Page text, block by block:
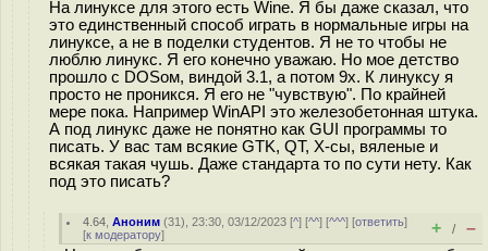
На линуксе для этого есть Wine. Я бы даже сказал, что
это единственный способ играть в нормальные игры на
линуксе, а не в поделки студентов. Я не то чтобы не
люблю линукс. Я его конечно уважаю. Но мое детство
прошло с DOSом, виндой 3.1, а потом 9х. К линуксу я
просто не проникся. Я его не "чувствую". По крайней
мере пока. Например WinAPI это железобетонная штука.
А под линукс даже не понятно как GUI программы то
писать. У вас там всякие GTK, QT, X-сы, вяленые и
всякая такая чушь. Даже стандарта то по сути нету. Как
под это писать?
4.64 ,Аноним (31), 23:30, 03/12/2023 [^] [^^] [^^^] [ответить]
[к модератору] + / –